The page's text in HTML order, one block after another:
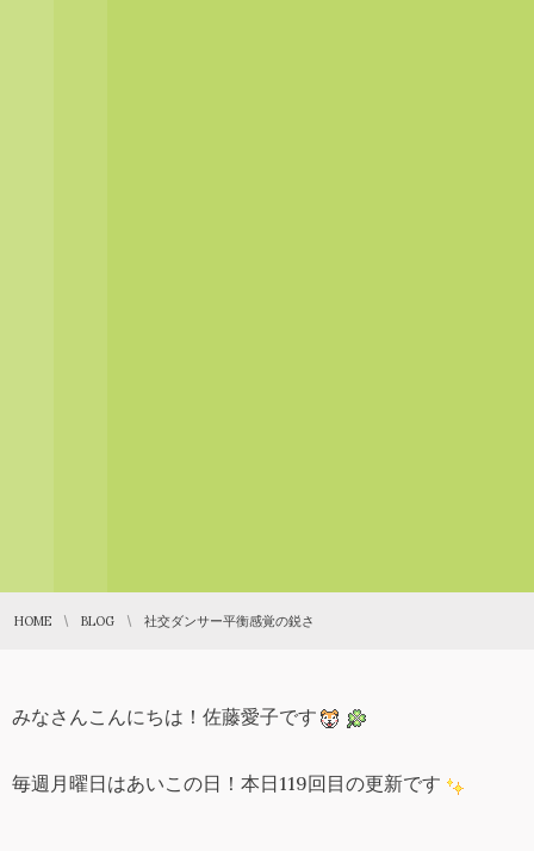
HOME BLOG 社交ダンサー平衡感覚の鋭さ
みなさんこんにちは！佐藤愛子です
毎週月曜日はあいこの日！本日119回目の更新です